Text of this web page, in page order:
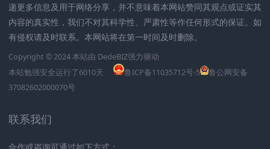
递更多信息及用于网络分享，并不意味着本网站赞同其观点或证实其
内容的真实性，我们不对其科学性、严肃性等作任何形式的保证。如
有侵权请及时联系。本网站将在第一时间及时删除。
Copyright © 2024 本站由 DedeBIZ强力驱动
本站勉强安全运行了6010天 鲁ICP备11035712号-5
鲁公网安备
37082602000070号
联系我们